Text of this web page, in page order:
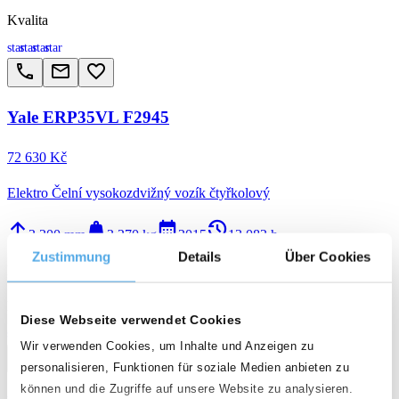
Zustimmung Details Über Cookies
Diese Webseite verwendet Cookies
Wir verwenden Cookies, um Inhalte und Anzeigen zu
personalisieren, Funktionen für soziale Medien anbieten zu
können und die Zugriffe auf unsere Website zu analysieren.
Kvalita
starstarstarstar
call email favorite_border
Yale ERP35VL F2945
72 630 Kč
Elektro Čelní vysokozdvižný vozík čtyřkolový
arrow_upward 3 200 mm weight 3 270 kgcalendar_month2015history_213 082 h
call email favorite_border